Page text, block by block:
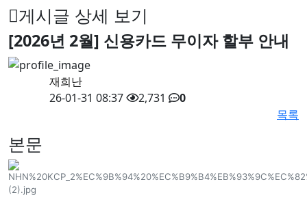
버
튼
게시글 상세 보기
[2026년 2월] 신용카드 무이자 할부 안내
재희난
26-01-31 08:37
2,731
0
목록
본문